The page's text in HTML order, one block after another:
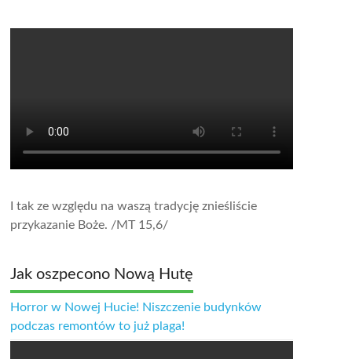
I tak ze względu na waszą tradycję znieśliście
przykazanie Boże. /MT 15,6/
Jak oszpecono Nową Hutę
Horror w Nowej Hucie! Niszczenie budynków
podczas remontów to już plaga!